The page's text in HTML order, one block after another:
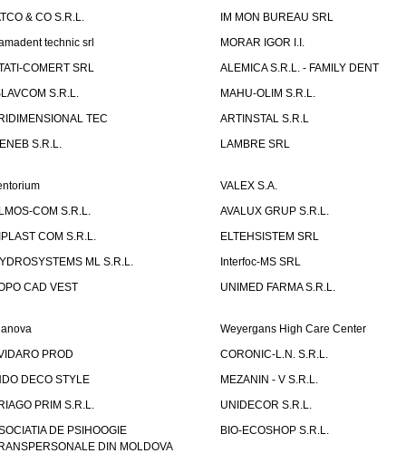
& CO S.R.L.
IM MON BUREAU SRL
technic srl
MORAR IGOR I.I.
COMERT SRL
ALEMICA S.R.L. - FAMILY DENT
S.R.L.
MAHU-OLIM S.R.L.
TEC
ARTINSTAL S.R.L
S.R.L.
LAMBRE SRL
VALEX S.A.
COM S.R.L.
AVALUX GRUP S.R.L.
COM S.R.L.
ELTEHSISTEM SRL
ML S.R.L.
Interfoc-MS SRL
CAD VEST
UNIMED FARMA S.R.L.
Weyergans High Care Center
PROD
CORONIC-L.N. S.R.L.
DECO STYLE
MEZANIN - V S.R.L.
PRIM S.R.L.
UNIDECOR S.R.L.
DE PSIHOOGIE
DIN MOLDOVA
BIO-ECOSHOP S.R.L.